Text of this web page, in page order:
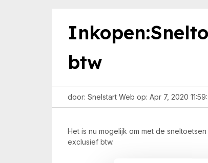
btw
door: Snelstart Web op: Apr 7, 2020
Het is nu mogelijk om met de
exclusief btw.